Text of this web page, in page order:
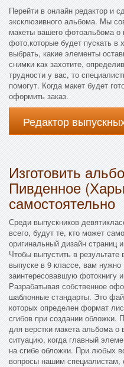
Перейти в онлайн редактор и
эксклюзивного альбома. Мы
макеты вашего фотоальбома о
фото,которые будет пускать
выбрать, какие элементы
снимки как захотите,
трудности у вас, то
помогут. Когда макет будет
оформить заказ.
Редактор
Изготовить
Пивденное
самостоятельно
Среди выпускников
всего, будут те, кто может
оригинальный дизайн страниц
Чтобы выпустить в
выпуске в 9 классе, вам
заинтересовавшую фотокнигу
Разрабатывая собственное
шаблонные стандарты. Это
которых определен формат
сгибов при создании
для верстки макета альбома
ситуацию, когда главный
на сгибе обложки. При любых
вопросы нашим специалистам,